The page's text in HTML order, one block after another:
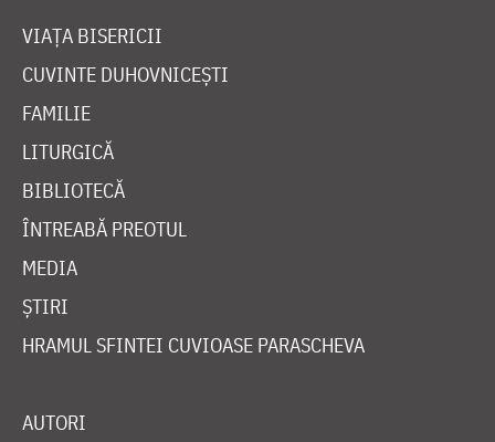
VIAȚA BISERICII
CUVINTE DUHOVNICEȘTI
FAMILIE
LITURGICĂ
BIBLIOTECĂ
ÎNTREABĂ PREOTUL
MEDIA
ȘTIRI
HRAMUL SFINTEI CUVIOASE PARASCHEVA
AUTORI